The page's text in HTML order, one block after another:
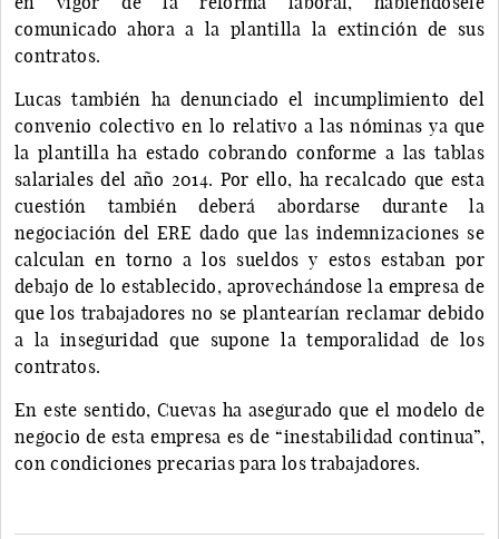
comunicado ahora a la plantilla la extinción de sus
contratos.
Lucas también ha denunciado el incumplimiento del
convenio colectivo en lo relativo a las nóminas ya que
la plantilla ha estado cobrando conforme a las tablas
salariales del año 2014. Por ello, ha recalcado que esta
cuestión también deberá abordarse durante la
negociación del ERE dado que las indemnizaciones se
calculan en torno a los sueldos y estos estaban por
debajo de lo establecido, aprovechándose la empresa de
que los trabajadores no se plantearían reclamar debido
a la inseguridad que supone la temporalidad de los
contratos.
En este sentido, Cuevas ha asegurado que el modelo de
negocio de esta empresa es de “inestabilidad continua”,
con condiciones precarias para los trabajadores.